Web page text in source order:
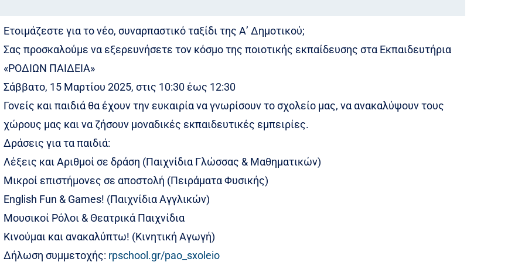
Ετοιμάζεστε για το νέο, συναρπαστικό ταξίδι της Α’ Δημοτικού;
Σας προσκαλούμε να εξερευνήσετε τον κόσμο της ποιοτικής εκπαίδευσης στα Εκπαιδευτήρια
«ΡΟΔΙΩΝ ΠΑΙΔΕΙΑ»
Σάββατο, 15 Μαρτίου 2025, στις 10:30 έως 12:30
Γονείς και παιδιά θα έχουν την ευκαιρία να γνωρίσουν το σχολείο μας, να ανακαλύψουν τους
χώρους μας και να ζήσουν μοναδικές εκπαιδευτικές εμπειρίες.
Δράσεις για τα παιδιά:
Λέξεις και Αριθμοί σε δράση (Παιχνίδια Γλώσσας & Μαθηματικών)
Μικροί επιστήμονες σε αποστολή (Πειράματα Φυσικής)
English Fun & Games! (Παιχνίδια Αγγλικών)
Μουσικοί Ρόλοι & Θεατρικά Παιχνίδια
Κινούμαι και ανακαλύπτω! (Κινητική Αγωγή)
Δήλωση συμμετοχής: rpschool.gr/pao_sxoleio